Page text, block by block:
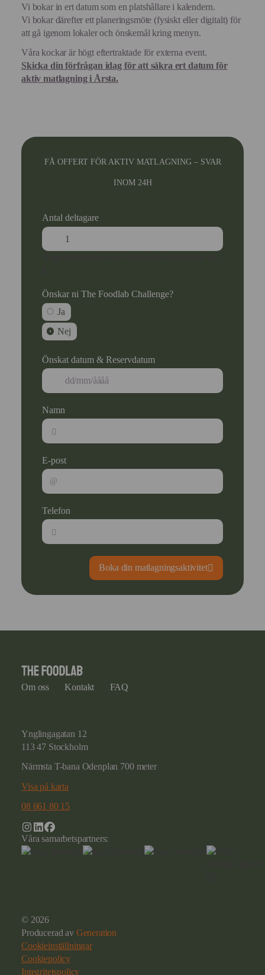
Vi bokar in ert datum som en platshållare i kalendern.
Vi bokar därefter ett planeringsmöte (fysiskt eller digitalt) för
att gå igenom lokaler och önskemål kring menyn.
Våra kockar är högt eftertraktade för externa event.
Skicka din förfrågan idag för att säkra ert datum för
aktiv matlagning i Årsta.
FÅ OFFERT FÖR AKTIV MATLAGNING – SVAR
INOM 24H
Antal deltagare
Önskar ni The Foodlab Challenge?
Ja
Nej
Önskat datum & Reservdatum
Namn
E-post
Telefon
Boka din matlagningsaktivitet
Om oss Kontakt FAQ
Ynglingagatan 12
113 47 Stockholm
Närmsta T-bana Odenplan 700 meter
Visa på karta
08 661 80 15
Våra samarbetspartners:
© 2026
Producerad av Generation
Cookieinställningar
Cookiepolicy
Integritetspolicy